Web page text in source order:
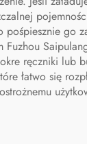
pośpiesznie go
Fuzhou
ręczniki lub
łatwo się